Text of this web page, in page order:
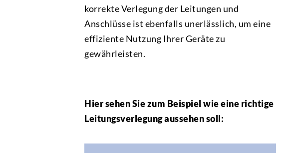
korrekte Verlegung der Leitungen und
Anschlüsse ist ebenfalls unerlässlich, um eine
effiziente Nutzung Ihrer Geräte zu
gewährleisten.
Hier sehen Sie zum Beispiel wie eine richtige
Leitungsverlegung aussehen soll: